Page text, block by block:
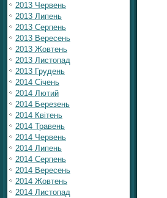
2013 Червень
2013 Липень
2013 Серпень
2013 Вересень
2013 Жовтень
2013 Листопад
2013 Грудень
2014 Січень
2014 Лютий
2014 Березень
2014 Квітень
2014 Травень
2014 Червень
2014 Липень
2014 Серпень
2014 Вересень
2014 Жовтень
2014 Листопад